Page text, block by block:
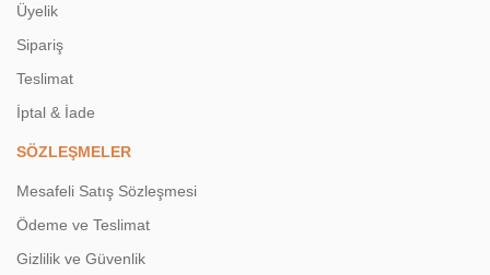
Üyelik
Sipariş
Teslimat
İptal & İade
SÖZLEŞMELER
Mesafeli Satış Sözleşmesi
Ödeme ve Teslimat
Gizlilik ve Güvenlik